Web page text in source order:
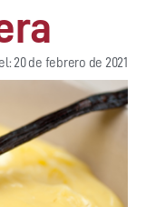
20 de febrero de 2021